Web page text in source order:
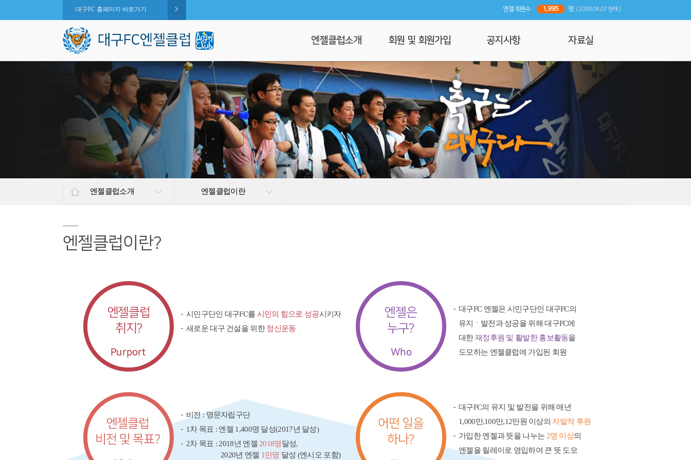
대구FC 홈페이지 바로가기 엔젤 회원수 : 1,995 명 ( 2026.08.07 현재 )
엔젤클럽소개
회장 인사말
엔젤클럽이란
연혁
클럽 조직도
찾아오시는길
회원 및 회원가입
회원가입
회원명부
이 달의 엔젤
공지사항
행사일정
자료실
사진 및 영상갤러리
리뷰
기사자료
엔젤 매거진
엔젤클럽소개 엔젤클럽이란
엔젤클럽이란?
시민구단인 대구FC를 시민의 힘으로 성공시키자
새로운 대구 건설을 위한정신운동
대구FC 엔젤은 시민구단인 대구FC의
유지ㆍ발전과 성공을 위해 대구FC에
대한재정후원 및 활발한 홍보활동을
도모하는 엔젤클럽에 가입된 회원
비전 : 명문자립구단
1차 목표 : 엔젤 1,400명 달성(2017년 달성)
2차 목표 : 2018년 엔젤 2018명달성,
2020년 엔젤 1만명 달성 (엔시오 포함)
대구FC의 유지 및 발전을 위해 매년
1,000만,100만,12만원 이상의 자발적 후원
가입한 엔젤과 뜻을 나누는 2명 이상의
엔젤을 릴레이로 영입하여 큰 뜻 도모